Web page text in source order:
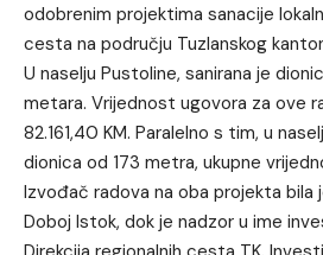
odobrenim projektima sanacije
cesta na području Tuzlanskog
U naselju Pustoline, sanirana je
metara. Vrijednost ugovora za ove
82.161,40 KM. Paralelno s tim, u
dionica od 173 metra, ukupne
Izvođač radova na oba projekta bila
Doboj Istok, dok je nadzor u ime